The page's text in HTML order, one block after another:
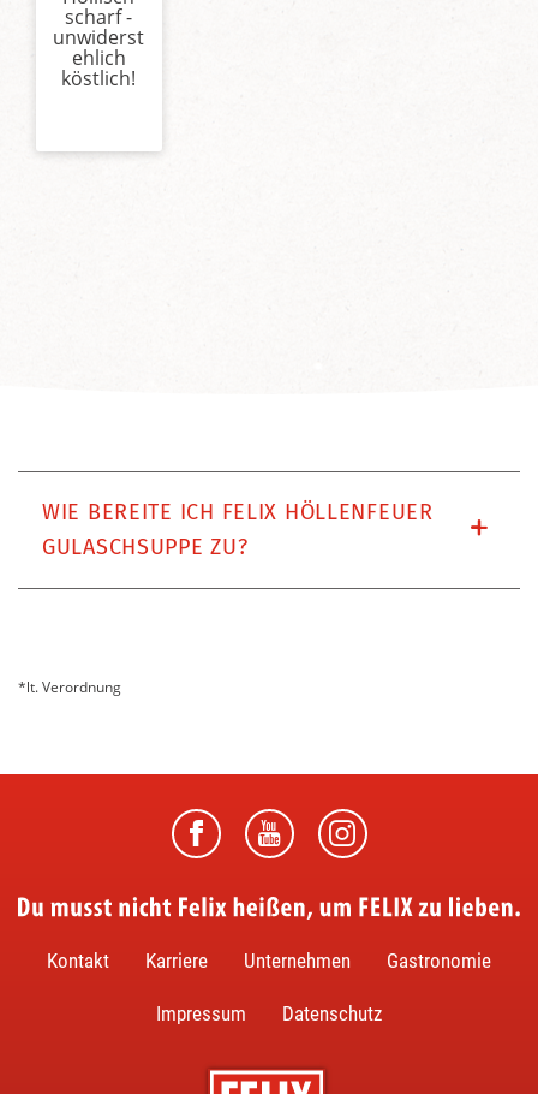
scharf -
unwiderst
ehlich
köstlich!
WIE BEREITE ICH FELIX HÖLLENFEUER
GULASCHSUPPE ZU?
*lt. Verordnung
Du musst nicht Felix heißen, um FELIX zu lieben.
Kontakt Karriere Unternehmen Gastronomie
Impressum Datenschutz